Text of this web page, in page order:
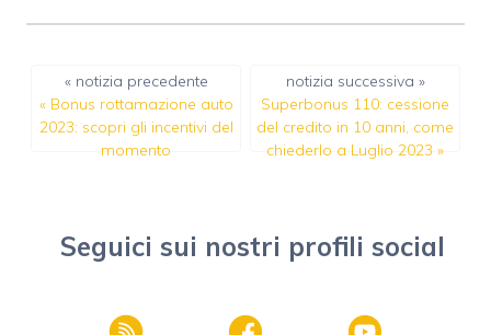
« notizia precedente
« Bonus rottamazione auto
2023: scopri gli incentivi del
momento
notizia successiva »
Superbonus 110: cessione
del credito in 10 anni, come
chiederlo a Luglio 2023 »
Seguici sui nostri profili social